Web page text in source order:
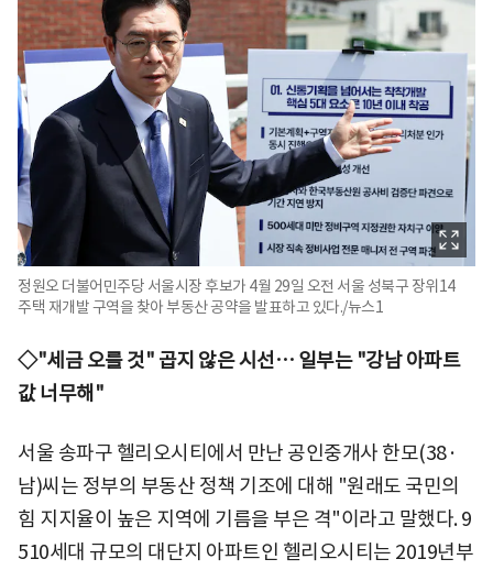
정원오 더불어민주당 서울시장 후보가 4월 29일 오전 서울 성북구 장위14
주택 재개발 구역을 찾아 부동산 공약을 발표하고 있다./뉴스1
◇"세금 오를 것" 곱지 않은 시선… 일부는 "강남 아파트
값 너무해"
서울 송파구 헬리오시티에서 만난 공인중개사 한모(38·
남)씨는 정부의 부동산 정책 기조에 대해 "원래도 국민의
힘 지지율이 높은 지역에 기름을 부은 격"이라고 말했다. 9
510세대 규모의 대단지 아파트인 헬리오시티는 2019년부